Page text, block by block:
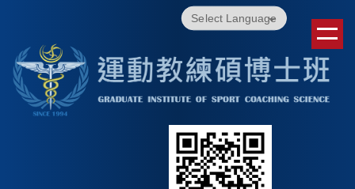
要
內
Translate